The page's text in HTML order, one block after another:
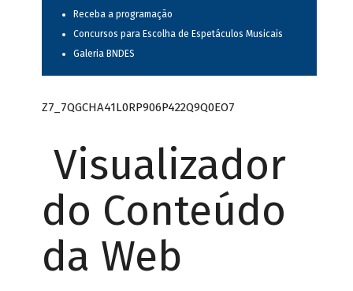
Receba a programação
Concursos para Escolha de Espetáculos Musicais
Galeria BNDES
Z7_7QGCHA41L0RP906P422Q9Q0EO7
Visualizador
do Conteúdo
da Web